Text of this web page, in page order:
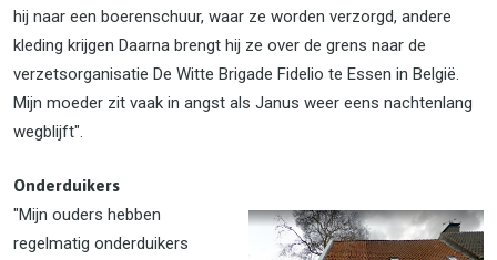
hij naar een boerenschuur, waar ze worden verzorgd, andere
kleding krijgen Daarna brengt hij ze over de grens naar de
verzetsorganisatie De Witte Brigade Fidelio te Essen in België.
Mijn moeder zit vaak in angst als Janus weer eens nachtenlang
wegblijft".
Onderduikers
"Mijn ouders hebben
regelmatig onderduikers